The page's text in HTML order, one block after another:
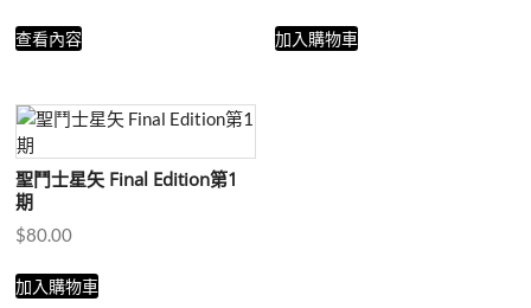
查看內容 加入購物車
聖鬥士星矢 Final Edition第1
期
$80.00
加入購物車